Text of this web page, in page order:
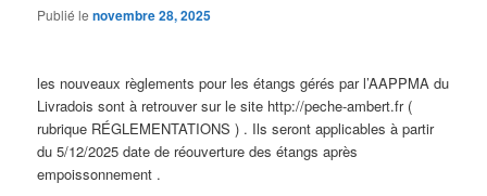
Publié lenovembre 28, 2025
les nouveaux règlements pour les étangs gérés par l’AAPPMA du
Livradois sont à retrouver sur le site http://peche-ambert.fr (
rubrique RÉGLEMENTATIONS ) . Ils seront applicables à partir
du 5/12/2025 date de réouverture des étangs après
empoissonnement .